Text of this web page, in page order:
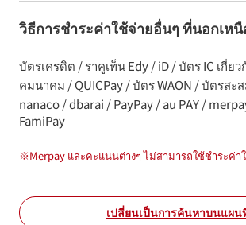
วิธีการชำระค่าใช้จ่ายอื่นๆ ที่นอกเหนื
บัตรเครดิต / ราคูเท็น Edy / iD / บัตร IC เกี่ย
คมนาคม / QUICPay / บัตร WAON / บัตรสะ
nanaco / dbarai / PayPay / au PAY /
FamiPay
※Merpay และคะแนนต่างๆ ไม่สามารถใช้ชำระค่า
เปลี่ยนเป็นการค้นหาบนแผน